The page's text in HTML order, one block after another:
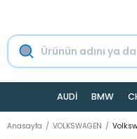
AUDİ BMW
Anasayfa VOLKSWAGEN